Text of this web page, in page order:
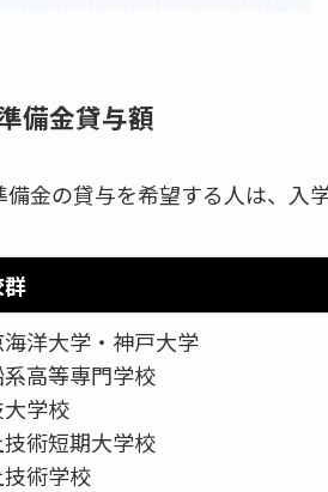
備金貸与額
備金の貸与を希望する人は、入
洋大学・神戸大学
高等専門学校
学校
術短期大学校
術学校